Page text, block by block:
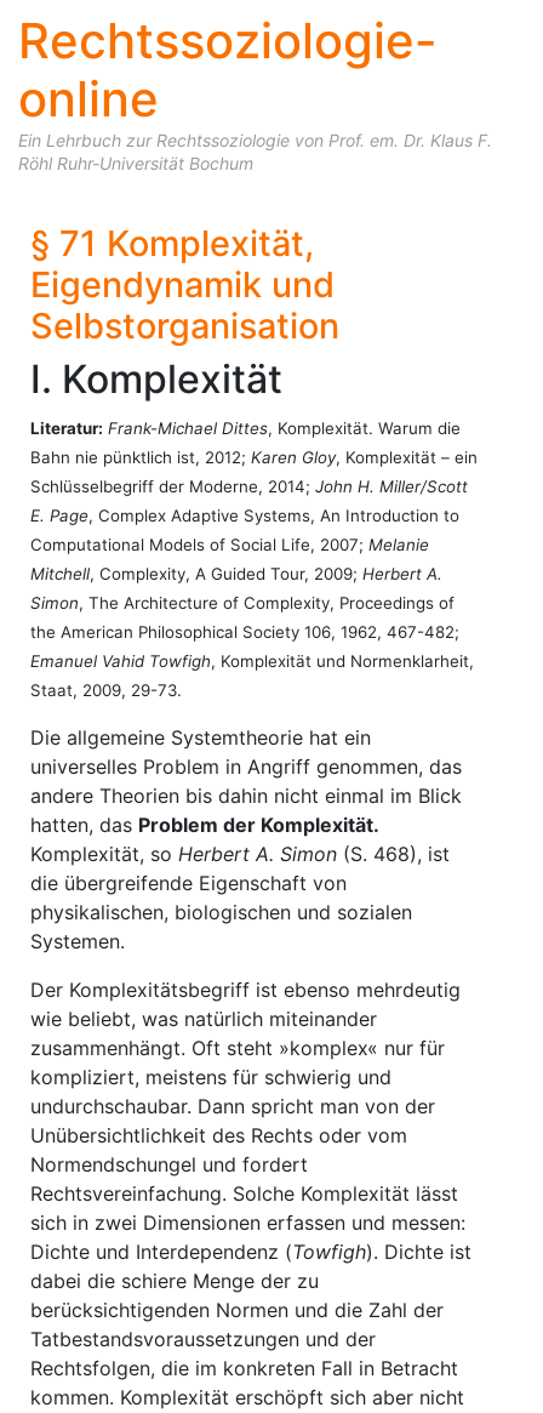
Rechtssoziologie-
online
Ein Lehrbuch zur Rechtssoziologie von Prof. em. Dr. Klaus F.
Röhl Ruhr-Universität Bochum
§ 71 Komplexität,
Eigendynamik und
Selbstorganisation
I. Komplexität
Literatur: Frank-Michael Dittes, Komplexität. Warum die
Bahn nie pünktlich ist, 2012; Karen Gloy, Komplexität – ein
Schlüsselbegriff der Moderne, 2014; John H. Miller/Scott
E. Page, Complex Adaptive Systems, An Introduction to
Computational Models of Social Life, 2007; Melanie
Mitchell, Complexity, A Guided Tour, 2009; Herbert A.
Simon, The Architecture of Complexity, Proceedings of
the American Philosophical Society 106, 1962, 467-482;
Emanuel Vahid Towfigh, Komplexität und Normenklarheit,
Staat, 2009, 29-73.
Die allgemeine Systemtheorie hat ein
universelles Problem in Angriff genommen, das
andere Theorien bis dahin nicht einmal im Blick
hatten, das Problem der Komplexität.
Komplexität, so Herbert A. Simon (S. 468), ist
die übergreifende Eigenschaft von
physikalischen, biologischen und sozialen
Systemen.
Der Komplexitätsbegriff ist ebenso mehrdeutig
wie beliebt, was natürlich miteinander
zusammenhängt. Oft steht »komplex« nur für
kompliziert, meistens für schwierig und
undurchschaubar. Dann spricht man von der
Unübersichtlichkeit des Rechts oder vom
Normendschungel und fordert
Rechtsvereinfachung. Solche Komplexität lässt
sich in zwei Dimensionen erfassen und messen:
Dichte und Interdependenz (Towfigh). Dichte ist
dabei die schiere Menge der zu
berücksichtigenden Normen und die Zahl der
Tatbestandsvoraussetzungen und der
Rechtsfolgen, die im konkreten Fall in Betracht
kommen. Komplexität erschöpft sich aber nicht